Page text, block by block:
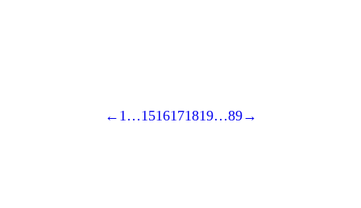
← 1 …1516171819…89→